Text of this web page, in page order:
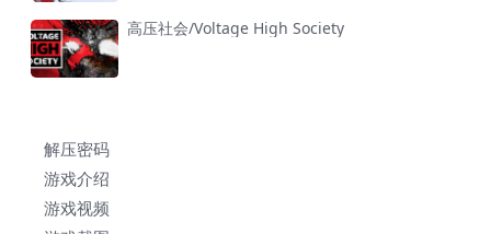
高压社会/Voltage High Society
解压密码
游戏介绍
游戏视频